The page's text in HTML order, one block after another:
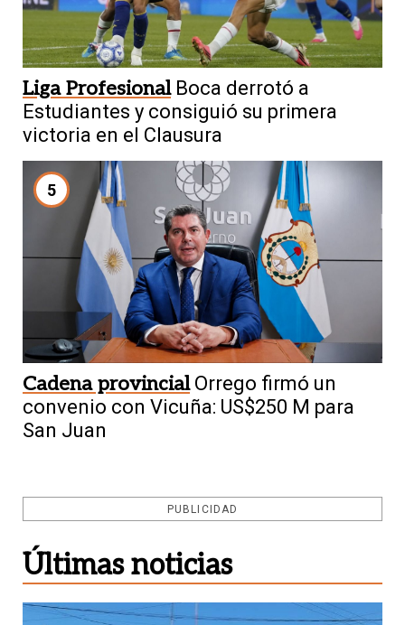
Liga Profesional Boca derrotó a
Estudiantes y consiguió su primera
victoria en el Clausura
5
Cadena provincial Orrego firmó un
convenio con Vicuña: US$250 M para
San Juan
PUBLICIDAD
Últimas noticias